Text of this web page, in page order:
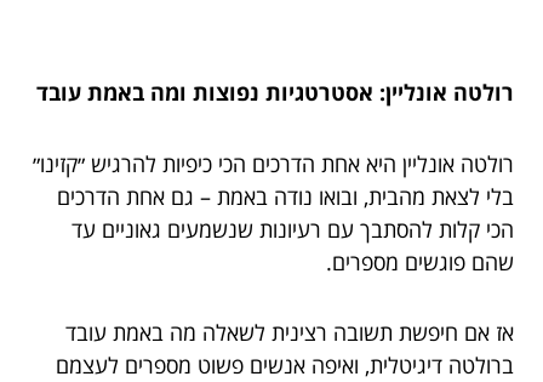
רולטה אונליין: אסטרטגיות נפוצות ומה באמת עובד
רולטה אונליין היא אחת הדרכים הכי כיפיות להרגיש ״קזינו״
בלי לצאת מהבית, ובואו נודה באמת – גם אחת הדרכים
הכי קלות להסתבך עם רעיונות שנשמעים גאוניים עד
שהם פוגשים מספרים.
אז אם חיפשת תשובה רצינית לשאלה מה באמת עובד
ברולטה דיגיטלית, ואיפה אנשים פשוט מספרים לעצמם